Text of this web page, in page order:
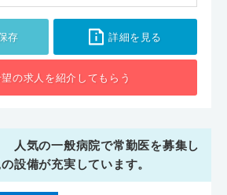
存 詳細を見る
の求人を紹介してもらう
人気の一般病院で常勤医を募集し
設備が充実しています。